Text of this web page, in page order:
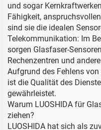
und sogar
Fähigkeit,
sind sie die idealen
Telekommunikation: Im
sorgen Glasfaser-
Rechenzentren und
Aufgrund des Fehlens
ist die Qualität des
gewährleistet.
Warum LUOSHIDA für
ziehen?
LUOSHIDA hat sich als